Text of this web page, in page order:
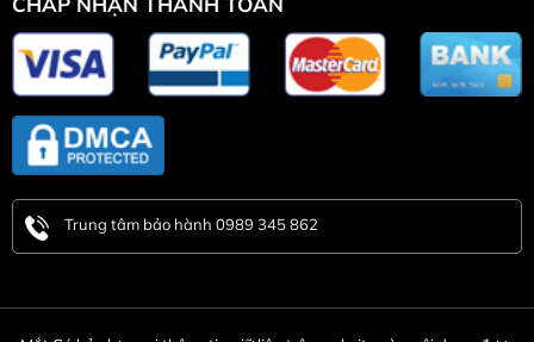
Trung tâm bảo hành 0989 345 862